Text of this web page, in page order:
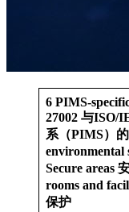
6 PIMS-
27002 与ISO/
系（PIMS）
environmental
Secure areas
rooms and
保护